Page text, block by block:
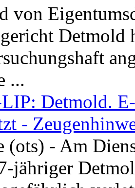
von
Detmold
...
Detmold.
-
(ots) - Am
jähriger